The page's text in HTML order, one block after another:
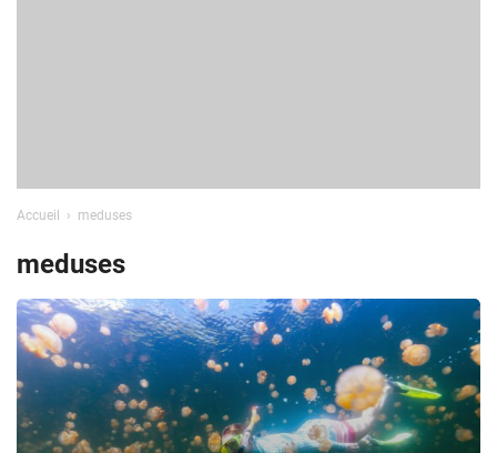
Accueil meduses
meduses